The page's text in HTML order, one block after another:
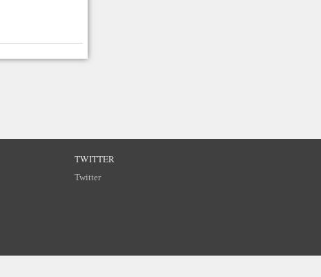
TWITTER
Twitter